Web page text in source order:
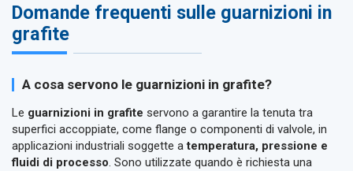
Domande frequenti sulle guarnizioni in
grafite
A cosa servono le guarnizioni in grafite?
Le guarnizioni in grafite servono a garantire la tenuta tra
superfici accoppiate, come flange o componenti di valvole, in
applicazioni industriali soggette atemperatura, pressione e
fluidi di processo. Sono utilizzate quando è richiesta una